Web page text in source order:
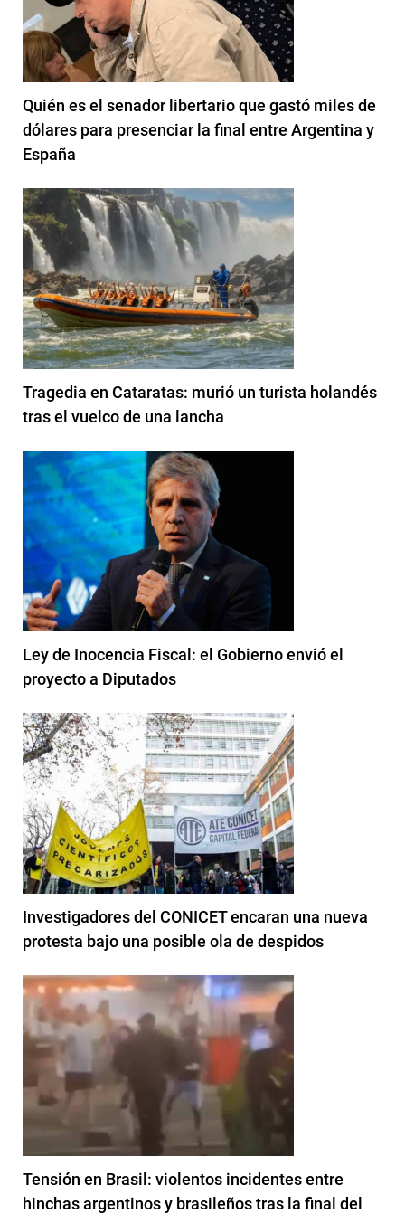
Quién es el senador libertario que gastó miles de
dólares para presenciar la final entre Argentina y
España
Tragedia en Cataratas: murió un turista holandés
tras el vuelco de una lancha
Ley de Inocencia Fiscal: el Gobierno envió el
proyecto a Diputados
Investigadores del CONICET encaran una nueva
protesta bajo una posible ola de despidos
Tensión en Brasil: violentos incidentes entre
hinchas argentinos y brasileños tras la final del